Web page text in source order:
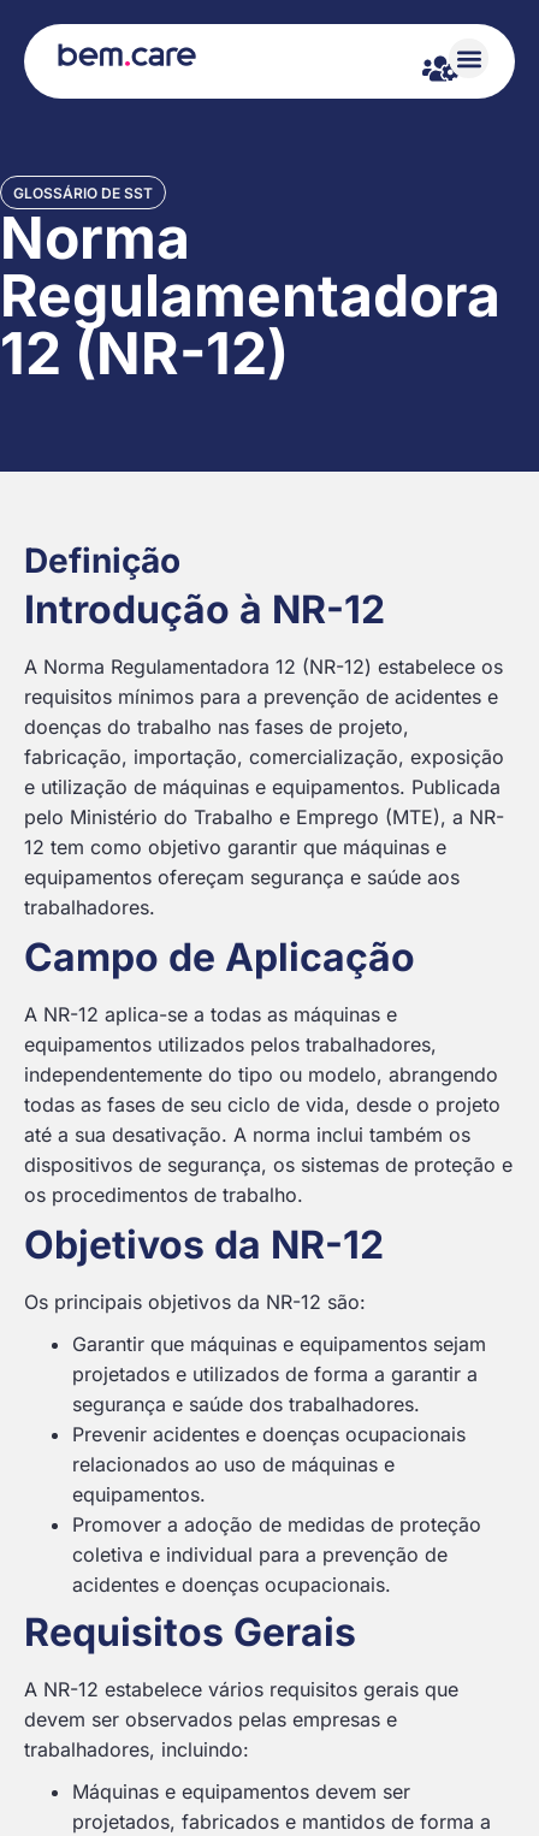
GLOSSÁRIO DE SST
Norma
Regulamentadora
12 (NR-12)
Definição
Introdução à NR-12
A Norma Regulamentadora 12 (NR-12) estabelece os
requisitos mínimos para a prevenção de acidentes e
doenças do trabalho nas fases de projeto,
fabricação, importação, comercialização, exposição
e utilização de máquinas e equipamentos. Publicada
pelo Ministério do Trabalho e Emprego (MTE), a NR-
12 tem como objetivo garantir que máquinas e
equipamentos ofereçam segurança e saúde aos
trabalhadores.
Campo de Aplicação
A NR-12 aplica-se a todas as máquinas e
equipamentos utilizados pelos trabalhadores,
independentemente do tipo ou modelo, abrangendo
todas as fases de seu ciclo de vida, desde o projeto
até a sua desativação. A norma inclui também os
dispositivos de segurança, os sistemas de proteção e
os procedimentos de trabalho.
Objetivos da NR-12
Os principais objetivos da NR-12 são:
Garantir que máquinas e equipamentos sejam
projetados e utilizados de forma a garantir a
segurança e saúde dos trabalhadores.
Prevenir acidentes e doenças ocupacionais
relacionados ao uso de máquinas e
equipamentos.
Promover a adoção de medidas de proteção
coletiva e individual para a prevenção de
acidentes e doenças ocupacionais.
Requisitos Gerais
A NR-12 estabelece vários requisitos gerais que
devem ser observados pelas empresas e
trabalhadores, incluindo:
Máquinas e equipamentos devem ser
projetados, fabricados e mantidos de forma a